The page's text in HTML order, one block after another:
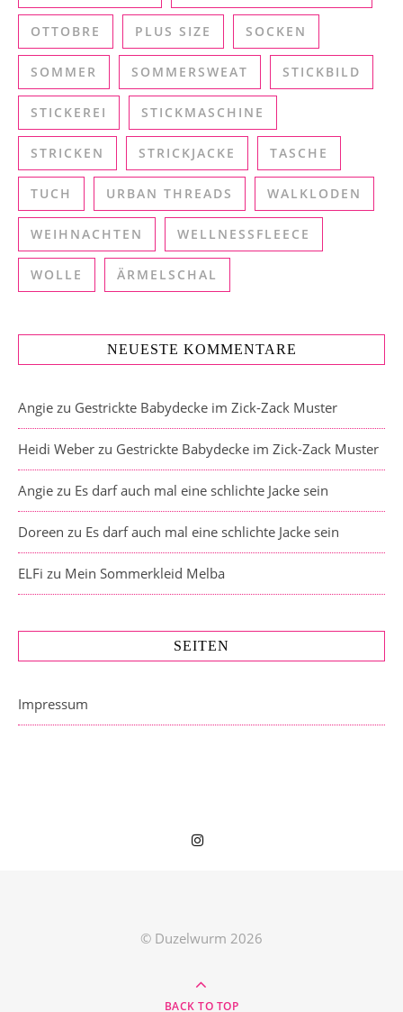
OTTOBRE PLUS SIZE SOCKEN
SOMMER SOMMERSWEAT STICKBILD
STICKEREI STICKMASCHINE
STRICKEN STRICKJACKE TASCHE
TUCH URBAN THREADS WALKLODEN
WEIHNACHTEN WELLNESSFLEECE
WOLLE ÄRMELSCHAL
NEUESTE KOMMENTARE
Angie zu Gestrickte Babydecke im Zick-Zack Muster
Heidi Weber zu Gestrickte Babydecke im Zick-Zack Muster
Angie zu Es darf auch mal eine schlichte Jacke sein
Doreen zu Es darf auch mal eine schlichte Jacke sein
ELFi zu Mein Sommerkleid Melba
SEITEN
Impressum
© Duzelwurm 2026
BACK TO TOP